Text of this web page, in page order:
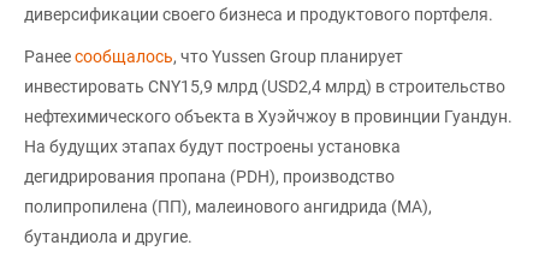
диверсификации своего бизнеса и продуктового портфеля.
Ранеесообщалось, что Yussen Group планирует
инвестировать CNY15,9 млрд (USD2,4 млрд) в строительство
нефтехимического объекта в Хуэйчжоу в провинции Гуандун.
На будущих этапах будут построены установка
дегидрирования пропана (PDH), производство
полипропилена (ПП), малеинового ангидрида (MA),
бутандиола и другие.